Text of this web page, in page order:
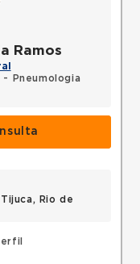
Ramos
- Pneumologia
Rio de